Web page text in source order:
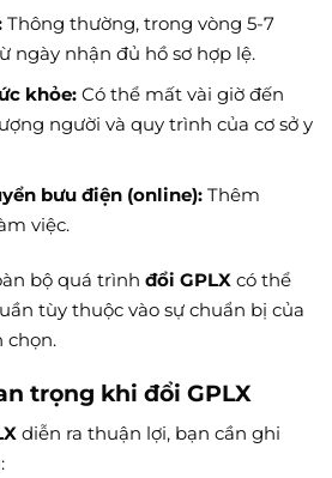
Thông thường, trong vòng 5-7
ngày nhận đủ hồ sơ hợp lệ.
khỏe:Có thể mất vài giờ đến
người và quy trình của cơ sở y
bưu điện (online):Thêm
việc.
bộ quá trình đổi GPLX có thể
tùy thuộc vào sự chuẩn bị của
chọn.
trọng khi đổi GPLX
diễn ra thuận lợi, bạn cần ghi